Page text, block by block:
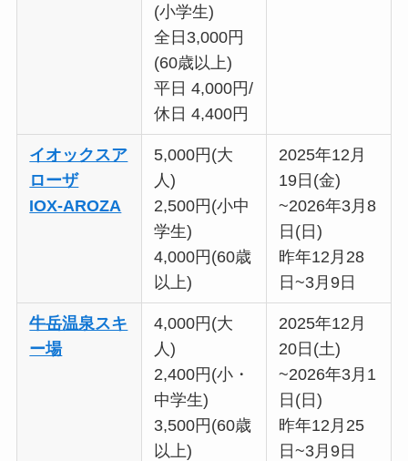
(小学生)
全日3,000円
(60歳以上)
平日 4,000円/
休日 4,400円
イオックスア
ローザ
IOX-AROZA
5,000円(大
人)
2,500円(小中
学生)
4,000円(60歳
以上)
2025年12月
19日(金)
~2026年3月8
日(日)
昨年12月28
日~3月9日
牛岳温泉スキ
ー場
4,000円(大
人)
2,400円(小・
中学生)
3,500円(60歳
以上)
2025年12月
20日(土)
~2026年3月1
日(日)
昨年12月25
日~3月9日